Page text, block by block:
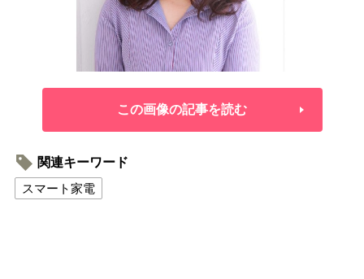
この画像の記事を読む
関連キーワード
スマート家電